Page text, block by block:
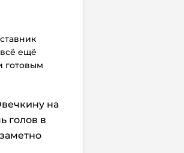
ещё
готовым
на
голов в